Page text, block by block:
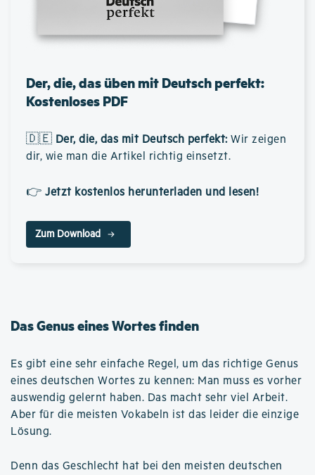
Der, die, das üben mit Deutsch perfekt:
Kostenloses PDF
🇩🇪 Der, die, das mit Deutsch perfekt: Wir zeigen
dir, wie man die Artikel richtig einsetzt.
👉 Jetzt kostenlos herunterladen und lesen!
Zum Download
Das Genus eines Wortes finden
Es gibt eine sehr einfache Regel, um das richtige Genus
eines deutschen Wortes zu kennen: Man muss es vorher
auswendig gelernt haben. Das macht sehr viel Arbeit.
Aber für die meisten Vokabeln ist das leider die einzige
Lösung.
Denn das Geschlecht hat bei den meisten deutschen